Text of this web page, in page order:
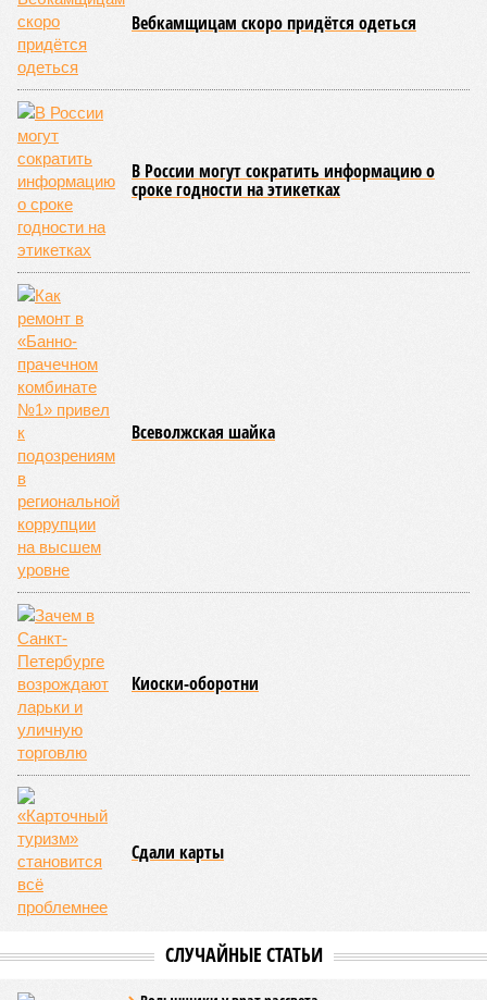
взяла цифры с потолка. Отдельно стоит отметить, что
заключённый в 2008 году между Арменией и ОАО «РЖД»
концессионный договор, согласно которому российская
компания получила в управление «железку» республики до
2038-го, вероятно, вовсе не предусматривает такой
постановки вопроса.
Неудивительно, что гендиректор РЖДБелозёров,
реагируя на словесные интервенции Пашиняна, выступил
со словно растерянно-обиженным комментарием. И,
кажется, стало только хуже. Как отметил менеджер, ЮКЖД
и РЖД«последовательно и в полном объёме исполняют
взятые на себя обязательства в рамках концессионного
договора от 2008 года». «Концессия дала Армении
современную железную дорогу, при этом освободив
бюджет республики от затрат на её восстановление и
содержание. Дивиденды акционеру никогда не
выплачивались, вся прибыль шла на развитие железной
дороги», – добавил Белозёров.
И в самом деле. Российская сторона поставляла Армении
вагоны, по первому чиху ремонтировала пути, в том числе
повреждённые стихией, выплатила в казну закавказской
республики 15 млрд рублей налогов, пускала прибыль на
развитие местной железнодорожной инфраструктуры.
Из слов Белозёрова и приведённых фактов легко сделать
вывод о том, что ОАО «РЖД» занималось в Армении не
деловой активностью, а сугубой благотворительностью, не
инвестировало, а раздавало пожертвования, не
зарабатывало само, а давало зарабатывать другим и,
выходит, никак не гарантировало собственные интересы.
«Пока самая популярная в Армении точка зрения по
поводу будущего железных дорог рес­публики –
национализировать пути сообщения и, естественно,
ничего РЖД не компенсировать. Модернизация железных
дорог Армении за счёт России в Ереване считается
совершенно естественной»
Андрей Суздальцев.
Вот только почему для менеджмента РЖД столь же
естественным считается вкладываться в закавказскую
«железку» тогда, когда на российских железных дорогах не